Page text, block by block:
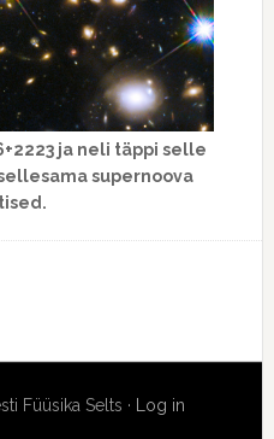
ja neli täppi selle
supernoova
Füüsika Selts · Log in